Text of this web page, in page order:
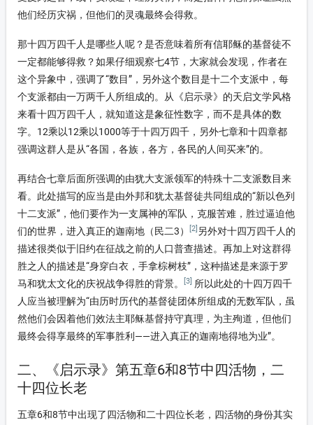
他们经历灾祸，但他们的灵魂最终会得救。
那十四万四千人是哪些人呢？是否意味着所有信耶稣的基督徒不
一定都能够得救？如果仔细观察七4节，大家就会发现，作者在
这个异象中，强调了“数目”，另外这个数目是十二个支派中，每
个支派都由一万两千人所组成的。从《启示录》的天启文学风格
来看十四万四千人，就知道这是象征性数字，而不是具体的数
字。12乘以12乘以1000等于十四万四千，另外七章和十四章都
强调这群人是从“各国，各族，各方，各民的人间买来”的。
再结合七章后面所强调的由犹大支派领军的特殊十二支派数目来
看。此处描写的应当是由外邦和犹太基督徒共同组成的“新以色列
十二支派”，他们要作为一支属神的军队，克服苦难，胜过逼迫他
们的世界，进入真正的迦南地（民二3）
[2] 另外对十四万四千人的
描述很类似于旧约在征战之前的人口普查描述。再加上对这群得
胜之人的描述是“身穿白衣，手拿棕树枝”，这种描述是来源于罗
马和犹太文化的庆祝战争得胜的背景。
[3] 所以此处的十四万四千
人应当被理解为“由历时历代的基督徒团体所组成的无数军队，虽
然他们会因着他们效法主耶稣基督持守真理，为主殉道，但他们
最终会得享最终的军事胜利——进入真正的迦南地得地为业”。
二、《启示录》第五章6和8节中四活物，二
十四位长老
五章6和8节中出现了四活物和二十四位长老，四活物的身份其实